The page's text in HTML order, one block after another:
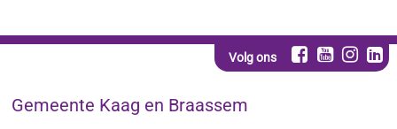
Volg ons
Gemeente Kaag en Braassem